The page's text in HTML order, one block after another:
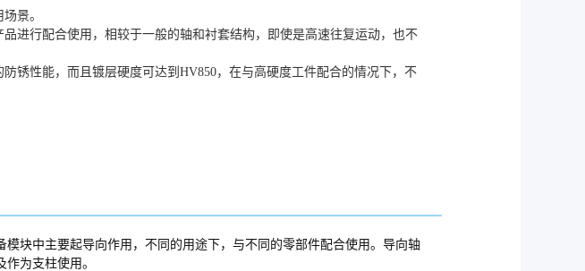
景。
进行配合使用，相较于一般的轴和衬套结构，即使是高速往复运动，也不
锈性能，而且镀层硬度可达到HV850，在与高硬度工件配合的情况下，不
块中主要起导向作用，不同的用途下，与不同的零部件配合使用。导向轴
为支柱使用。